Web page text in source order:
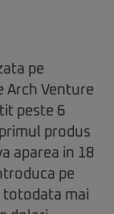
pe
Arch Venture
peste 6
primul produs
aparea in 18
pe
totodata mai